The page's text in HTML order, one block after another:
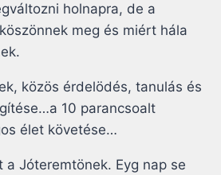
holnapra, de a
meg és miért hála
közös érdelödés, tanulás és
10 parancsoalt
élet követése…
Jóteremtönek. Eyg nap se